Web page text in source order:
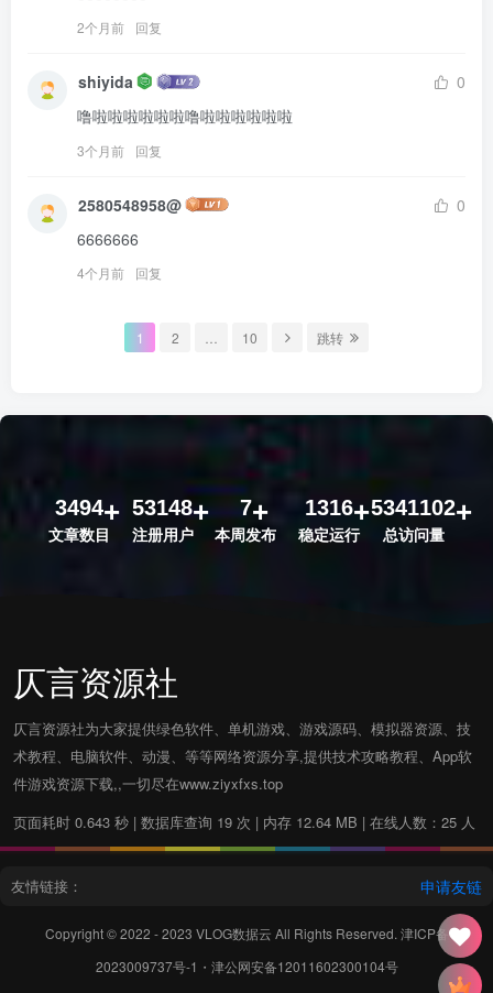
2个月前 回复
shiyida
0
噜啦啦啦啦啦啦噜啦啦啦啦啦啦
3个月前 回复
2580548958@
0
6666666
4个月前 回复
1 2 10 跳转
3494
文章数目
53148
注册用户
7
本周发布
1316
稳定运行
5341102
总访问量
仄言资源社
仄言资源社为大家提供绿色软件、单机游戏、游戏源码、模拟器资源、技
术教程、电脑软件、动漫、等等网络资源分享,提供技术攻略教程、App软
件游戏资源下载,,一切尽在www.ziyxfxs.top
页面耗时 0.643 秒 | 数据库查询 19 次 | 内存 12.64 MB | 在线人数：25 人
友情链接： 申请友链
Copyright © 2022 - 2023 VLOG数据云 All Rights Reserved. 津ICP备
2023009737号-1 ・ 津公网安备12011602300104号